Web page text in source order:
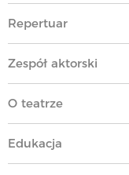
Repertuar
Zespół aktorski
O teatrze
Edukacja